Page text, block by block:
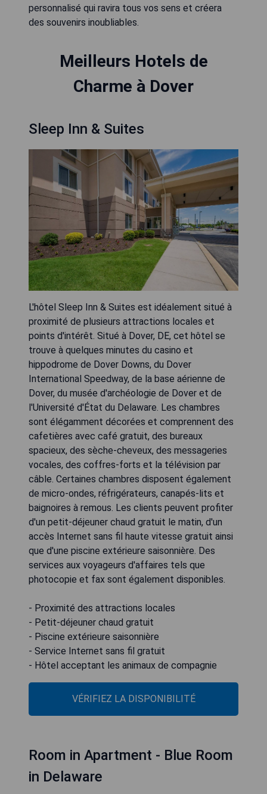
personnalisé qui ravira tous vos sens et créera
des souvenirs inoubliables.
Meilleurs Hotels de
Charme à Dover
Sleep Inn & Suites
L'hôtel Sleep Inn & Suites est idéalement situé à
proximité de plusieurs attractions locales et
points d'intérêt. Situé à Dover, DE, cet hôtel se
trouve à quelques minutes du casino et
hippodrome de Dover Downs, du Dover
International Speedway, de la base aérienne de
Dover, du musée d'archéologie de Dover et de
l'Université d'État du Delaware. Les chambres
sont élégamment décorées et comprennent des
cafetières avec café gratuit, des bureaux
spacieux, des sèche-cheveux, des messageries
vocales, des coffres-forts et la télévision par
câble. Certaines chambres disposent également
de micro-ondes, réfrigérateurs, canapés-lits et
baignoires à remous. Les clients peuvent profiter
d'un petit-déjeuner chaud gratuit le matin, d'un
accès Internet sans fil haute vitesse gratuit ainsi
que d'une piscine extérieure saisonnière. Des
services aux voyageurs d'affaires tels que
photocopie et fax sont également disponibles.
- Proximité des attractions locales
- Petit-déjeuner chaud gratuit
- Piscine extérieure saisonnière
- Service Internet sans fil gratuit
- Hôtel acceptant les animaux de compagnie
VÉRIFIEZ LA DISPONIBILITÉ
Room in Apartment - Blue Room
in Delaware